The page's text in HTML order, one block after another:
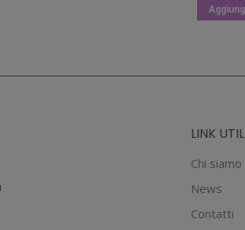
LINK
Chi siamo
News
Contatti